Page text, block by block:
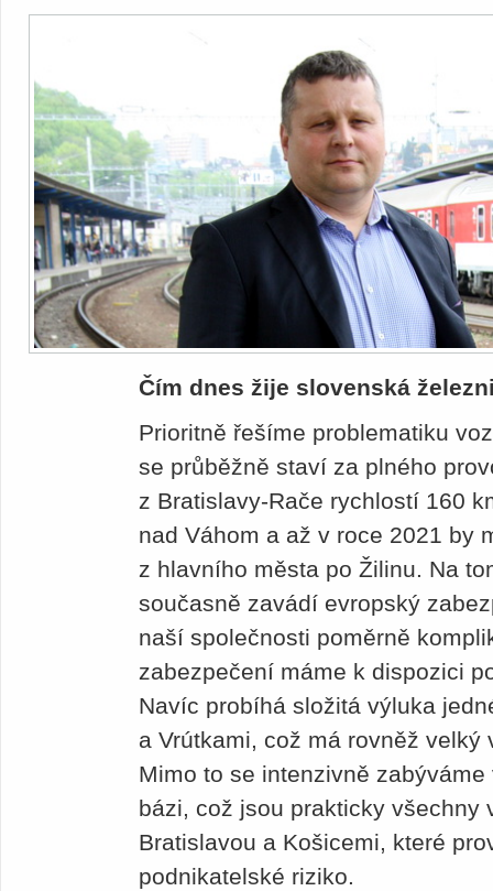
Čím dnes žije slovenská
Prioritně řešíme problematiku
se průběžně staví za plného
z Bratislavy-Rače rychlostí 160
nad Váhom a až v roce 2021 by
z hlavního města po Žilinu. Na
současně zavádí evropský
naší společnosti poměrně
zabezpečení máme k dispozici
Navíc probíhá složitá výluka
a Vrútkami, což má rovněž velký
Mimo to se intenzivně
bázi, což jsou prakticky všechny
Bratislavou a Košicemi, které
podnikatelské riziko.